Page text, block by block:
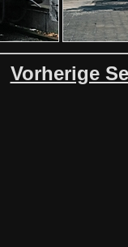
Vorherige